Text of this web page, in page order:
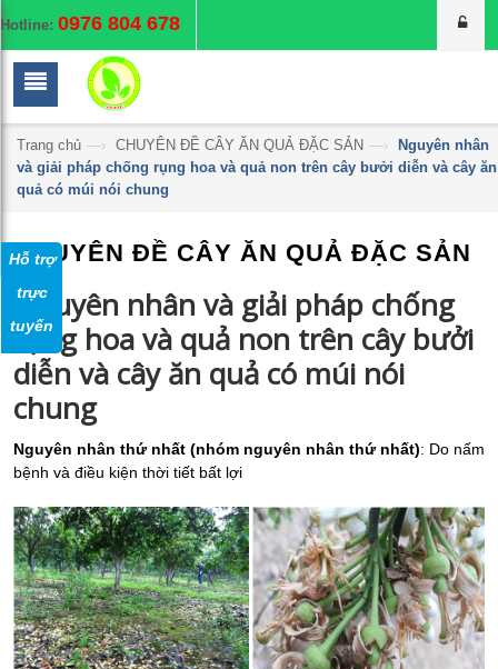
Hỗ trợ
trực
tuyến
Hotline: 0976 804 678
Trang chủ —› CHUYÊN ĐỀ CÂY ĂN QUẢ ĐẶC SẢN —›
Nguyên nhân
và giải pháp chống rụng hoa và quả non trên cây bưởi diễn và cây ăn
quả có múi nói chung
CHUYÊN ĐỀ CÂY ĂN QUẢ ĐẶC SẢN
Nguyên nhân và giải pháp chống
rụng hoa và quả non trên cây bưởi
diễn và cây ăn quả có múi nói
chung
Nguyên nhân thứ nhất (nhóm nguyên nhân thứ nhất): Do nấm
bệnh và điều kiện thời tiết bất lợi